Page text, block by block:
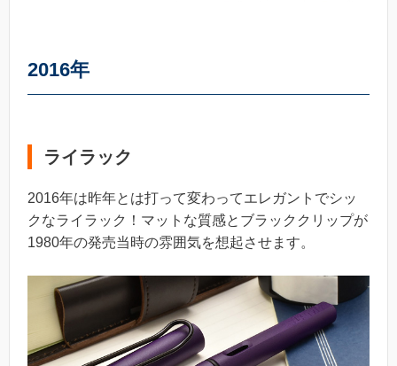
2016年
ライラック
2016年は昨年とは打って変わってエレガントでシッ
クなライラック！マットな質感とブラッククリップが
1980年の発売当時の雰囲気を想起させます。